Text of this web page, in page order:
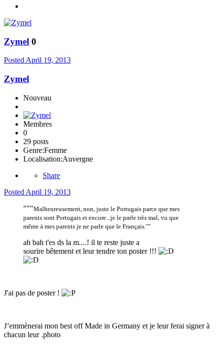
Zymel 0
Posted April 19, 2013
Zymel
Nouveau
Membres
0
29 posts
Genre:Femme
Localisation:Auvergne
Share
Posted April 19, 2013
"""Malheureusement, non, juste le Portugais parce que mes
parents sont Portugais et encore...je le parle très mal, vu que
même à mes parents je ne parle que le Français.""
​ah bah t'es ds la m....! il te reste juste a
sourire bêtement et leur tendre ton poster !!!
J'ai pas de poster !
J’emmènerai mon best off Made in Germany et je leur ferai signer à
chacun leur .photo